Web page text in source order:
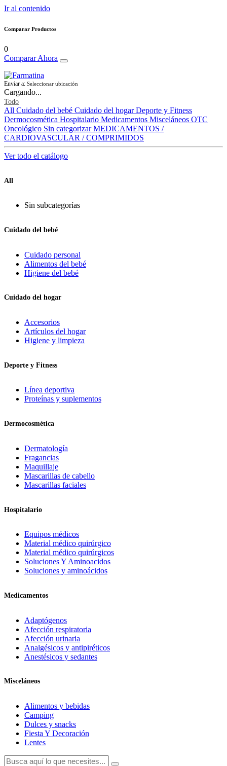
Ir al contenido
Comparar Productos
0
Comparar Ahora
Enviar a: Seleccionar ubicación
Cargando...
Todo
All Cuidado del bebé Cuidado del hogar Deporte y Fitness
Dermocosmética Hospitalario Medicamentos Misceláneos OTC
Oncológico Sin categorizar MEDICAMENTOS /
CARDIOVASCULAR / COMPRIMIDOS
Ver todo el catálogo
All
Sin subcategorías
Cuidado del bebé
Cuidado personal
Alimentos del bebé
Higiene del bebé
Cuidado del hogar
Accesorios
Artículos del hogar
Higiene y limpieza
Deporte y Fitness
Línea deportiva
Proteínas y suplementos
Dermocosmética
Dermatología
Fragancias
Maquillaje
Mascarillas de cabello
Mascarillas faciales
Hospitalario
Equipos médicos
Material médico quirúrgico
Material médico quirúrgicos
Soluciones Y Aminoacidos
Soluciones y aminoácidos
Medicamentos
Adaptógenos
Afección respiratoria
Afección urinaria
Analgésicos y antipiréticos
Anestésicos y sedantes
Misceláneos
Alimentos y bebidas
Camping
Dulces y snacks
Fiesta Y Decoración
Lentes